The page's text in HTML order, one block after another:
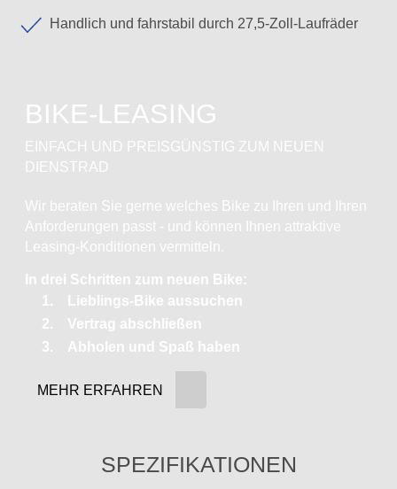
Handlich und fahrstabil durch 27,5-Zoll-Laufräder
BIKE-LEASING
EINFACH UND PREISGÜNSTIG ZUM NEUEN
DIENSTRAD
Wir beraten Sie gerne welches Bike zu Ihren und Ihren
Anforderungen passt - und können Ihnen attraktive
Leasing-Konditionen vermitteln.
In drei Schritten zum neuen Bike:
Lieblings-Bike aussuchen
Vertrag abschließen
Abholen und Spaß haben
MEHR ERFAHREN
SPEZIFIKATIONEN